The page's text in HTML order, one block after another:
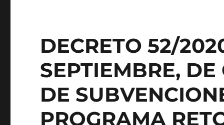
DECRETO 52/
SEPTIEMBRE,
DE
PROGRAMA